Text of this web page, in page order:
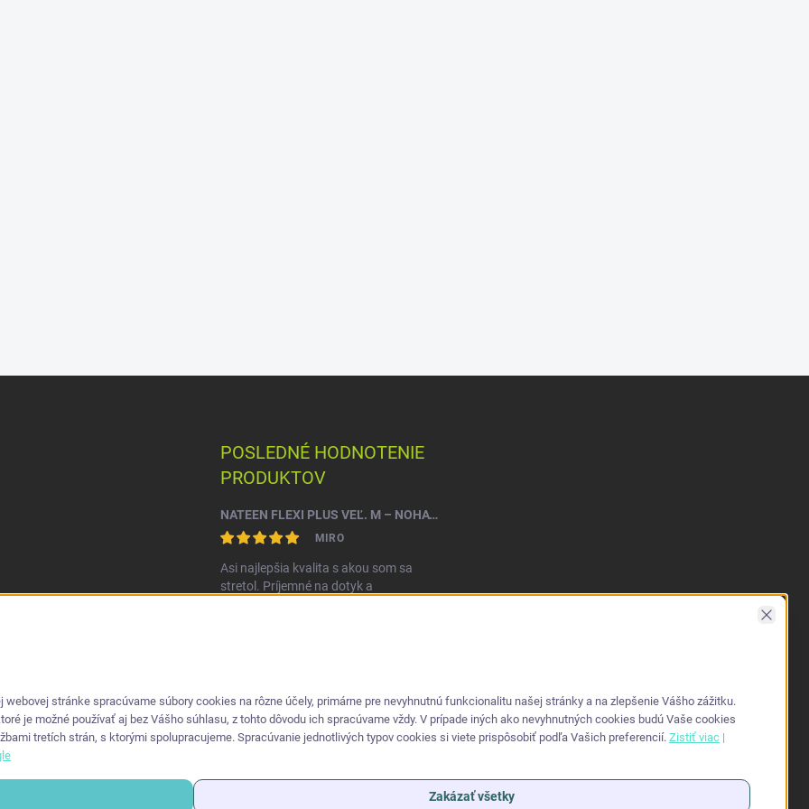
POSLEDNÉ HODNOTENIE
PRODUKTOV
NATEEN FLEXI PLUS VEĽ. M – NOHAVIČKY PLIENKOVÉ (10KS)
MIRO
Asi najlepšia kvalita s akou som sa
stretol. Príjemné na dotyk a
Zavrieť
stránke spracúvame súbory cookies na rôzne účely, primárne pre nevyhnutnú funkcionalitu našej stránky a na zlepšenie Vášho zážitku.
je možné používať aj bez Vášho súhlasu, z tohto dôvodu ich spracúvame vždy. V prípade iných ako nevyhnutných cookies budú Vaše cookies
tretích strán, s ktorými spolupracujeme. Spracúvanie jednotlivých typov cookies si viete prispôsobiť podľa Vašich preferencií. Zistiť viac |
Zakázať všetky